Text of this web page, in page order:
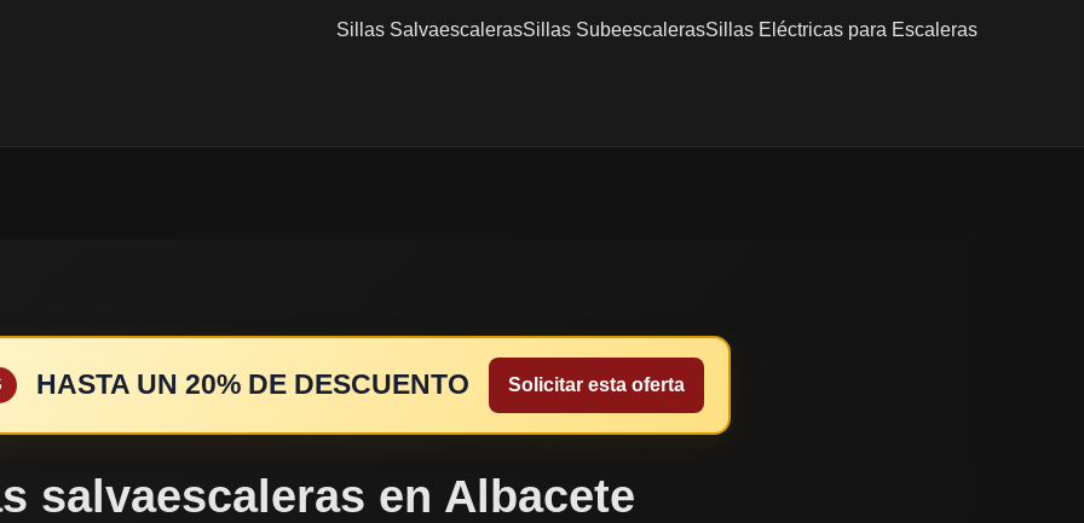
Sillas SalvaescalerasSillas SubeescalerasSillas Eléctricas para Escaleras
HASTA UN 20% DE DESCUENTO Solicitar esta oferta
salvaescaleras en Albacete